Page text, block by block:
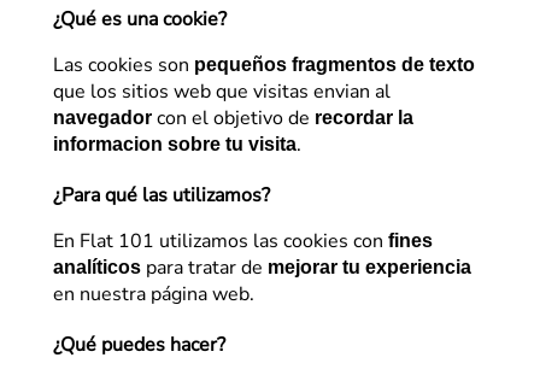
¿Qué es una cookie?
Las cookies son pequeños fragmentos de texto
que los sitios web que visitas envian al
navegador con el objetivo de recordar la
informacion sobre tu visita.
¿Para qué las utilizamos?
En Flat 101 utilizamos las cookies con fines
analíticos para tratar de mejorar tu experiencia
en nuestra página web.
¿Qué puedes hacer?
Anterior Siguiente
SEO
AVE FÉNIX: Muerte y
renacimiento de un proyecto
YMYL
Iván Comeras